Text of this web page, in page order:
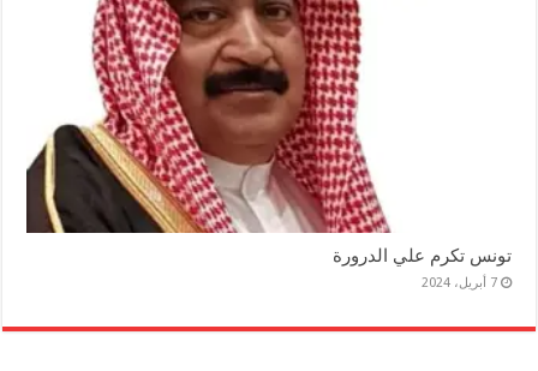
تونس تكرم علي الدرورة
7 أبريل، 2024